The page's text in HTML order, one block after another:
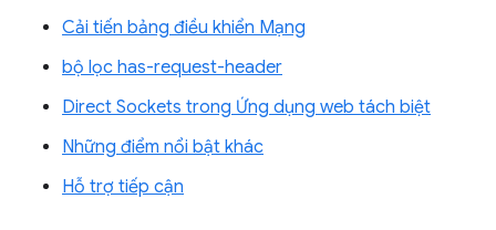
Cải tiến bảng điều khiển Mạng
bộ lọc has-request-header
Direct Sockets trong Ứng dụng web tách biệt
Những điểm nổi bật khác
Hỗ trợ tiếp cận